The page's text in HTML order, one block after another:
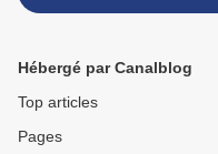
Hébergé par Canalblog
Top articles
Pages